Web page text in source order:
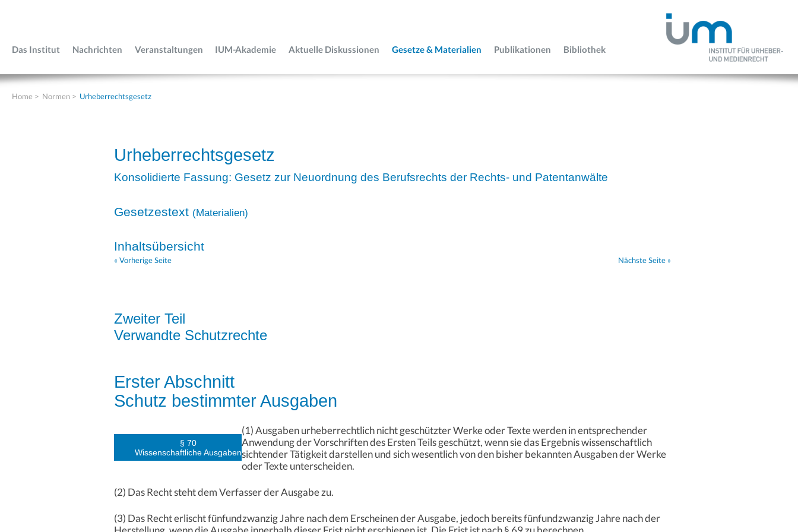
Das Institut Nachrichten Veranstaltungen IUM-Akademie Aktuelle Diskussionen Gesetze & Materialien Publikationen Bibliothek
Home > Normen > Urheberrechtsgesetz
Urheberrechtsgesetz
Konsolidierte Fassung: Gesetz zur Neuordnung des Berufsrechts der Rechts- und Patentanwälte
Gesetzestext (Materialien)
Inhaltsübersicht
« Vorherige Seite Nächste Seite »
Zweiter Teil
Verwandte Schutzrechte
Erster Abschnitt
Schutz bestimmter Ausgaben
§ 70
Wissenschaftliche Ausgaben
(1) Ausgaben urheberrechtlich nicht geschützter Werke oder Texte werden in entsprechender
Anwendung der Vorschriften des Ersten Teils geschützt, wenn sie das Ergebnis wissenschaftlich
sichtender Tätigkeit darstellen und sich wesentlich von den bisher bekannten Ausgaben der Werke
oder Texte unterscheiden.
(2) Das Recht steht dem Verfasser der Ausgabe zu.
(3) Das Recht erlischt fünfundzwanzig Jahre nach dem Erscheinen der Ausgabe, jedoch bereits fünfundzwanzig Jahre nach der